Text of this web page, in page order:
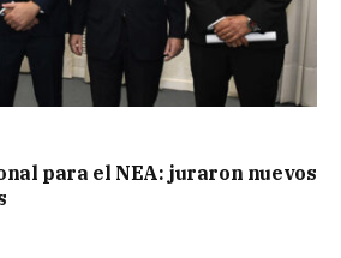
para el NEA: juraron nuevos